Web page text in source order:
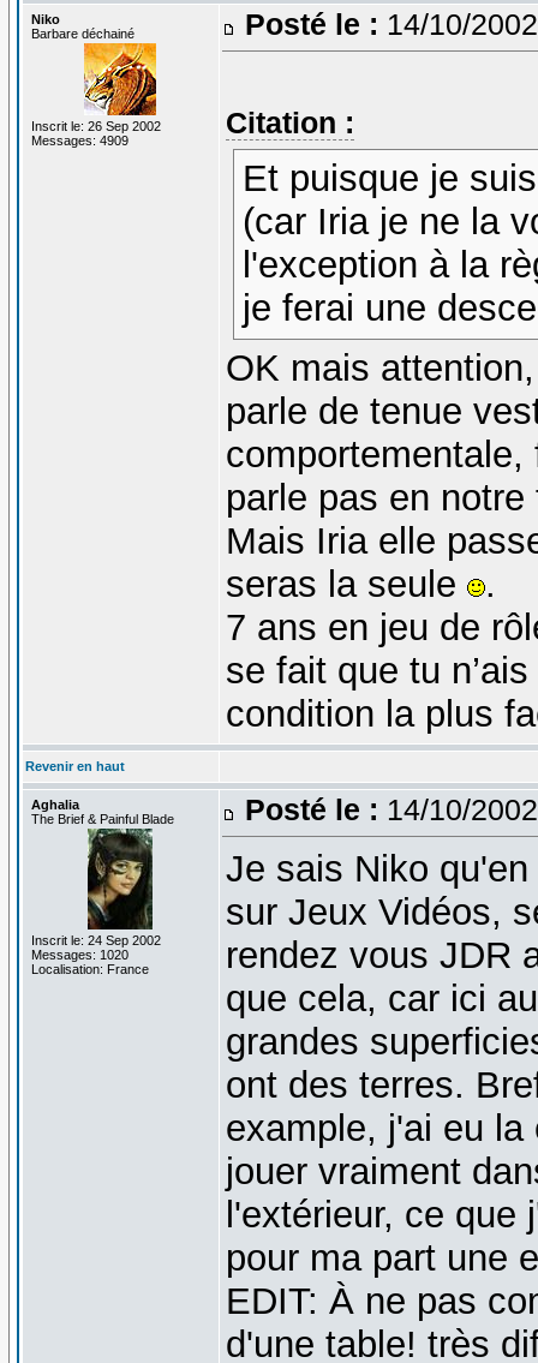
Niko
Barbare déchainé
Inscrit le: 26 Sep 2002
Messages: 4909
Posté le : 14/10/
Citation :
Et puisque je
(car Iria je ne la
l'exception à la
je ferai une
OK mais
parle de tenue
comportementale,
parle pas en
Mais Iria elle
seras la seule
.
7 ans en jeu de
se fait que tu
condition la plus
Revenir en haut
Aghalia
The Brief & Painful Blade
Inscrit le: 24 Sep 2002
Messages: 1020
Localisation: France
Posté le : 14/10/
Je sais Niko
sur Jeux Vidéos,
rendez vous JDR
que cela, car ici
grandes
ont des terres.
example, j'ai eu
jouer vraiment
l'extérieur, ce
pour ma part une
EDIT: À ne pas
d'une table! très